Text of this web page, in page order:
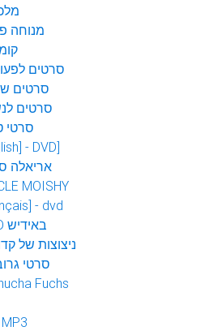
מנוחה
סרטים
סרטים
סרטים
סרטי
- DVD]
אריאלה
MOISHY
- dvd
DVD באידיש
ניצוצות של
סרטי
Fuchs
נגני MP3